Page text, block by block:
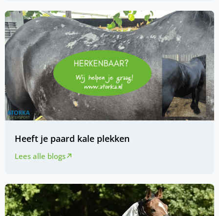
Heeft je paard kale plekken
Lees alle blogs